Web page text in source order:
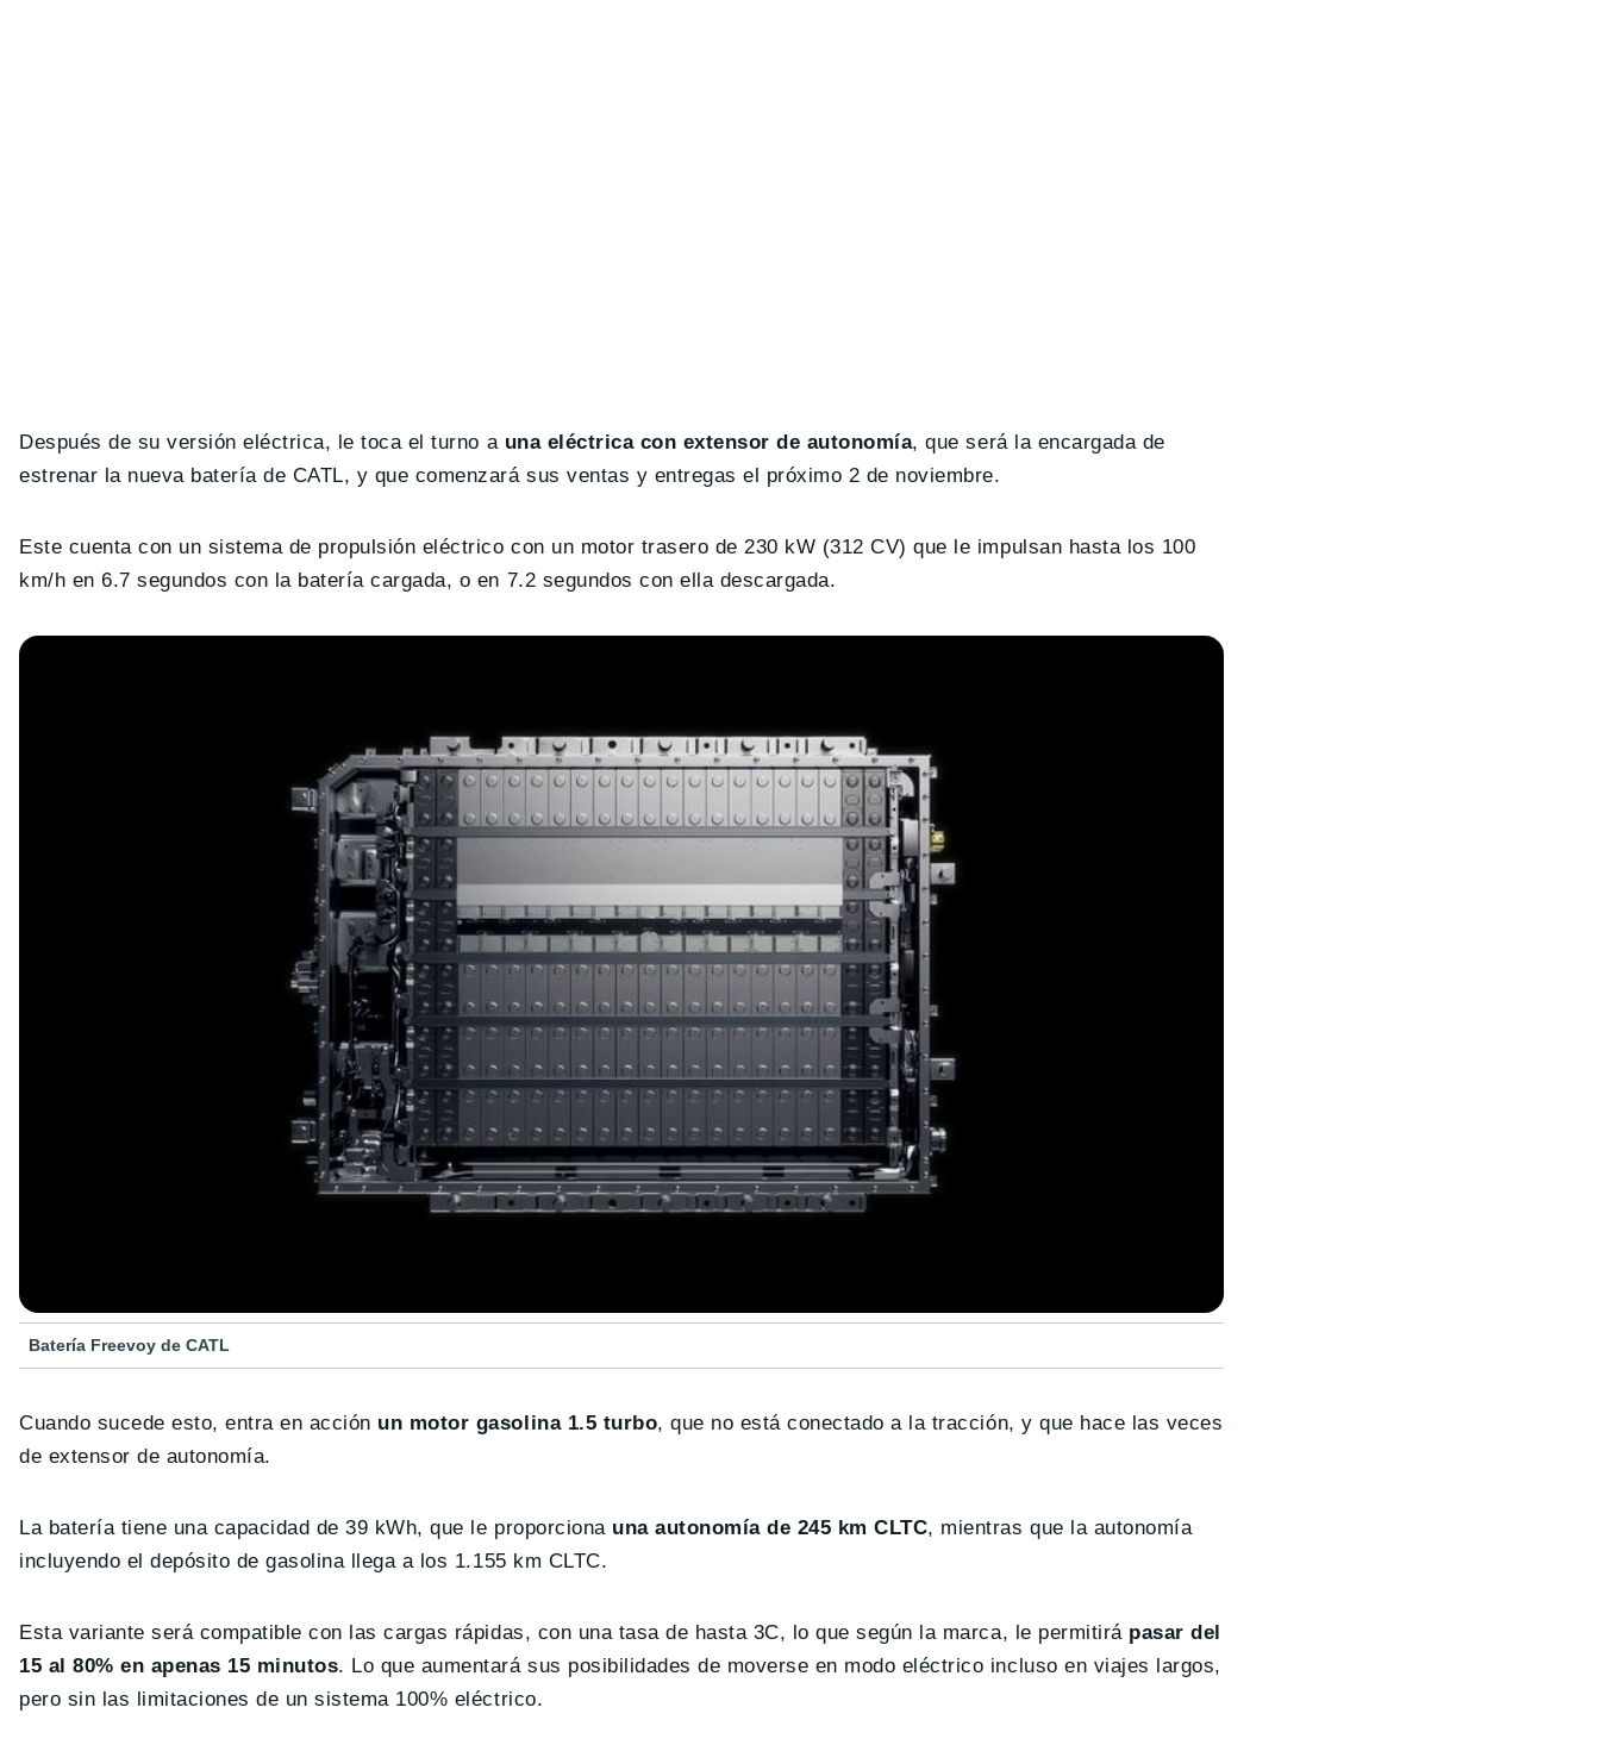
Después de su versión eléctrica, le toca el turno a una eléctrica con extensor de autonomía, que será la encargada de
estrenar la nueva batería de CATL, y que comenzará sus ventas y entregas el próximo 2 de noviembre.
Este cuenta con un sistema de propulsión eléctrico con un motor trasero de 230 kW (312 CV) que le impulsan hasta los 100
km/h en 6.7 segundos con la batería cargada, o en 7.2 segundos con ella descargada.
Batería Freevoy de CATL
Cuando sucede esto, entra en acción un motor gasolina 1.5 turbo, que no está conectado a la tracción, y que hace las veces
de extensor de autonomía.
La batería tiene una capacidad de 39 kWh, que le proporciona una autonomía de 245 km CLTC, mientras que la autonomía
incluyendo el depósito de gasolina llega a los 1.155 km CLTC.
Esta variante será compatible con las cargas rápidas, con una tasa de hasta 3C, lo que según la marca, le permitirá pasar del
15 al 80% en apenas 15 minutos. Lo que aumentará sus posibilidades de moverse en modo eléctrico incluso en viajes largos,
pero sin las limitaciones de un sistema 100% eléctrico.